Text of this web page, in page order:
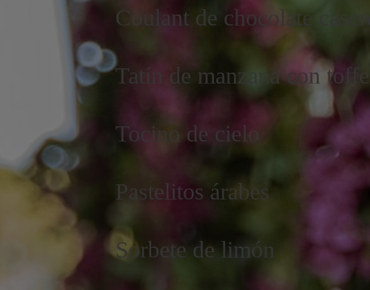
Coulant de chocolate
Tatín de manzana con toffe
Tocino de cielo
Pastelitos árabes
Sorbete de limón